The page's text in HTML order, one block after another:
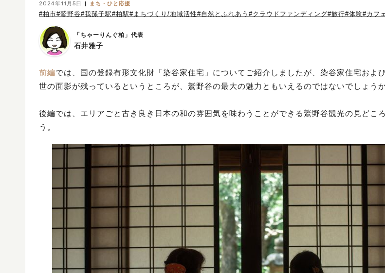
2024年11月5日 まち・ひと応援
#柏市#鷲野谷#我孫子駅#柏駅#まちづくり/地域活性#自然とふれあう #クラウドファンディング#旅行#体験#カフェ
「ちゃーりんぐ柏」代表
石井雅子
前編では、国の登録有形文化財「染谷家住宅」についてご紹介しましたが、染谷家住宅およ
世の面影が残っているというところが、鷲野谷の最大の魅力ともいえるのではないでしょうか
後編では、エリアごと古き良き日本の和の雰囲気を味わうことができる鷲野谷観光の見どこ
う。